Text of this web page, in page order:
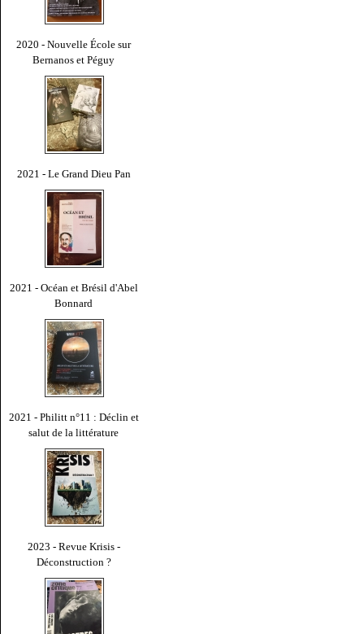
2020 - Nouvelle École sur
Bernanos et Péguy
2021 - Le Grand Dieu Pan
2021 - Océan et Brésil d'Abel
Bonnard
2021 - Philitt n°11 : Déclin et
salut de la littérature
2023 - Revue Krisis -
Déconstruction ?